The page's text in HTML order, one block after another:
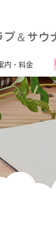
ブ＆サウ
内・ 料金